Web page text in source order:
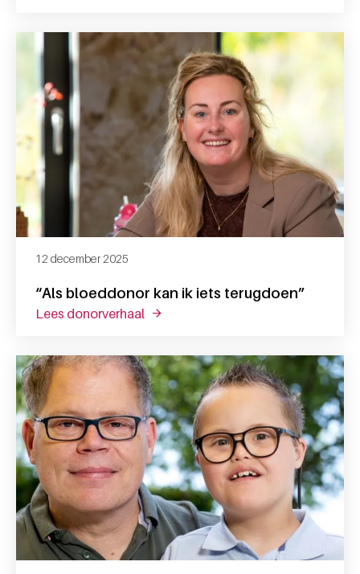
“Als bloeddonor kan ik iets terugdoen”
12 december 2025
lees donorverhaal over “als bloeddonor kan ik iets